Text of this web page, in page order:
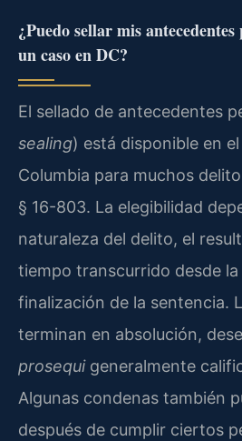
¿Puedo sellar mis antecedentes
un caso en DC?
El sellado de antecedentes
sealing) está disponible en
Columbia para muchos
§ 16-803. La elegibilidad
naturaleza del delito, el
tiempo transcurrido desde
finalización de la sentencia.
terminan en absolución,
prosequigeneralmente
Algunas condenas también
después de cumplir ciertos